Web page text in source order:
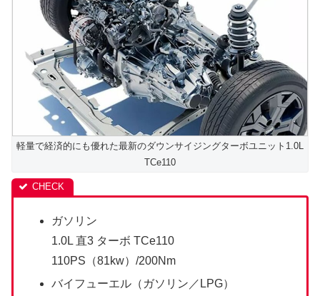
軽量で経済的にも優れた最新のダウンサイジングターボユニット1.0L
TCe110
ガソリン
1.0L 直3 ターボ TCe110
110PS（81kw）/200Nm
バイフューエル（ガソリン／LPG）